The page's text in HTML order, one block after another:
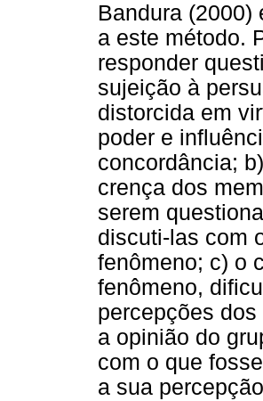
Bandura
a este método.
responder
sujeição à
distorcida em
poder e
concordância;
crença dos
serem
discuti-las com
fenômeno; c) o
fenômeno,
percepções
a opinião do
com o que
a sua